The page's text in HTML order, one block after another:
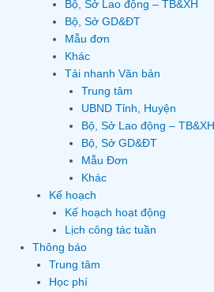
Bộ, Sở Lao động – TB&XH
Bộ, Sở GD&ĐT
Mẫu đơn
Khác
Tải nhanh Văn bản
Trung tâm
UBND Tỉnh, Huyện
Bộ, Sở Lao động – TB&XH
Bộ, Sở GD&ĐT
Mẫu Đơn
Khác
Kế hoạch
Kế hoạch hoạt động
Lịch công tác tuần
Thông báo
Trung tâm
Học phí